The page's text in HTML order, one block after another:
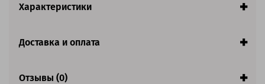
Характеристики
Доставка и оплата
Отзывы (0)